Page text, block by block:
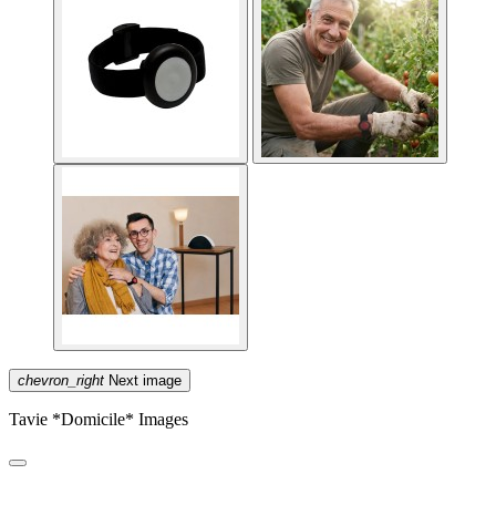
chevron_right Next image
Tavie *Domicile* Images